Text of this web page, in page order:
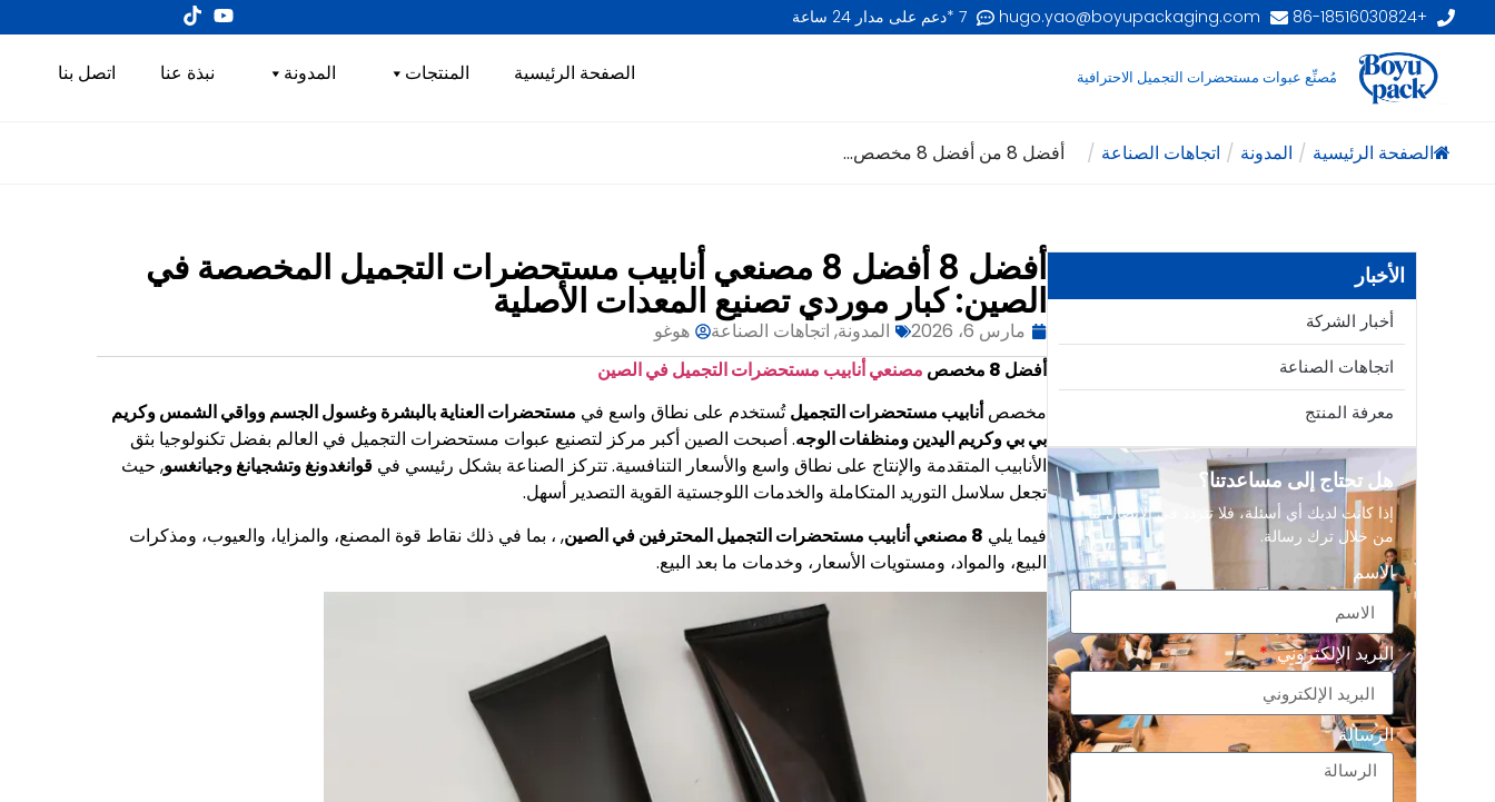
+86-18516030824
hugo.yao@boyupackaging.com 7 *دعم على مدار 24 ساعة
مُصنِّع عبوات مستحضرات التجميل الاحترافية الصفحة الرئيسية المنتجات المدونة نبذة عنا اتصل بنا
الصفحة الرئيسية / المدونة / اتجاهات الصناعة / أفضل 8 من أفضل 8 مخصص...
الأخبار
أخبار الشركة
اتجاهات الصناعة
معرفة المنتج
هل تحتاج إلى مساعدتنا؟
إذا كانت لديك أي أسئلة، فلا تتردد في الاتصال بنا
من خلال ترك رسالة.
الاسم
البريد الإلكتروني
الرسالة
أفضل 8 أفضل 8 مصنعي أنابيب مستحضرات التجميل المخصصة في
الصين: كبار موردي تصنيع المعدات الأصلية
مارس 6، 2026 المدونة, اتجاهات الصناعة
هوغو
أفضل 8 مخصص
مصنعي أنابيب مستحضرات التجميل في الصين
مخصصأنابيب مستحضرات التجميلتُستخدم على نطاق واسع في مستحضرات العناية بالبشرة وغسول الجسم وواقي الشمس وكريم
بي بي وكريم اليدين ومنظفات الوجه. أصبحت الصين أكبر مركز لتصنيع عبوات مستحضرات التجميل في العالم بفضل تكنولوجيا بثق
الأنابيب المتقدمة والإنتاج على نطاق واسع والأسعار التنافسية. تتركز الصناعة بشكل رئيسي فيقوانغدونغ وتشجيانغ وجيانغسو, حيث
تجعل سلاسل التوريد المتكاملة والخدمات اللوجستية القوية التصدير أسهل.
فيما يلي 8 مصنعي أنابيب مستحضرات التجميل المحترفين في الصين
, ، بما في ذلك نقاط قوة المصنع، والمزايا، والعيوب، ومذكرات
البيع، والمواد، ومستويات الأسعار، وخدمات ما بعد البيع.